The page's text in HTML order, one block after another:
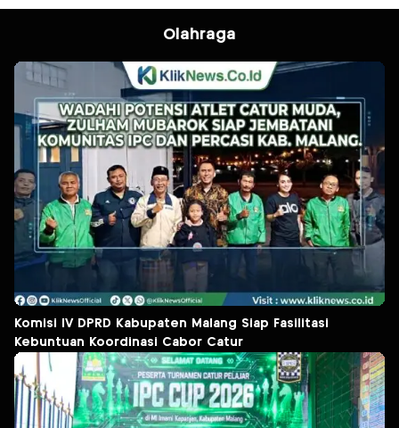
Olahraga
Komisi IV DPRD Kabupaten Malang Siap Fasilitasi
Kebuntuan Koordinasi Cabor Catur